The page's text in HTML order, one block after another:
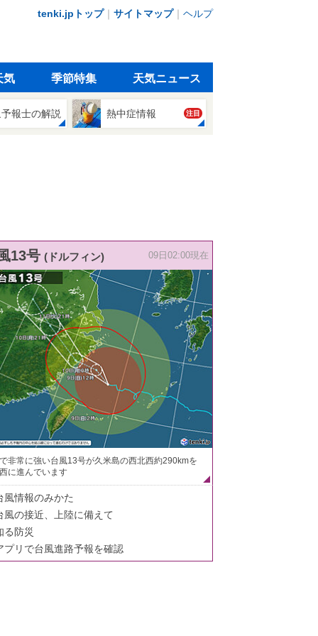
tenki.jpトップ｜ サイトマップ｜ ヘルプ
気 季節特集 天気ニュース
報士の解説 熱中症情報 注目
13号 (ドルフィン) 09日02:00現在
非常に強い台風13号が久米島の西北西約290kmを
に進んでいます
風情報のみかた
風の接近、上陸に備えて
る防災
プリで台風進路予報を確認